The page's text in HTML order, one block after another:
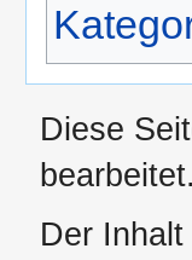
Diese
bearbeitet.
Der